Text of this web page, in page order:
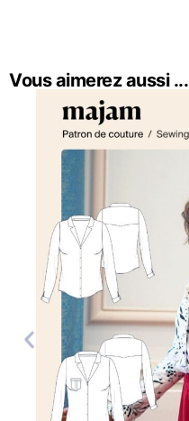
Vous aimerez aussi ...